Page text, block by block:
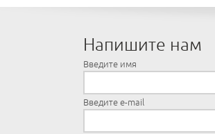
Напишите нам
Введите имя
Введите e-mail